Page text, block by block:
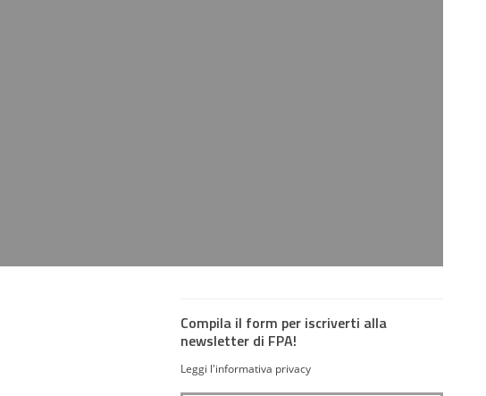
Compila il form per iscriverti alla
newsletter di FPA!
Leggi l'informativa privacy